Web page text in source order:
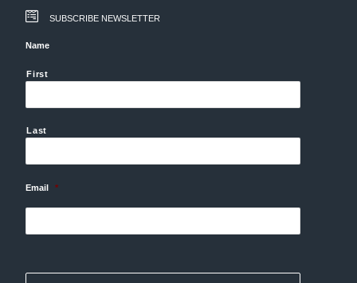
SUBSCRIBE NEWSLETTER
Name
First
Last
Email *